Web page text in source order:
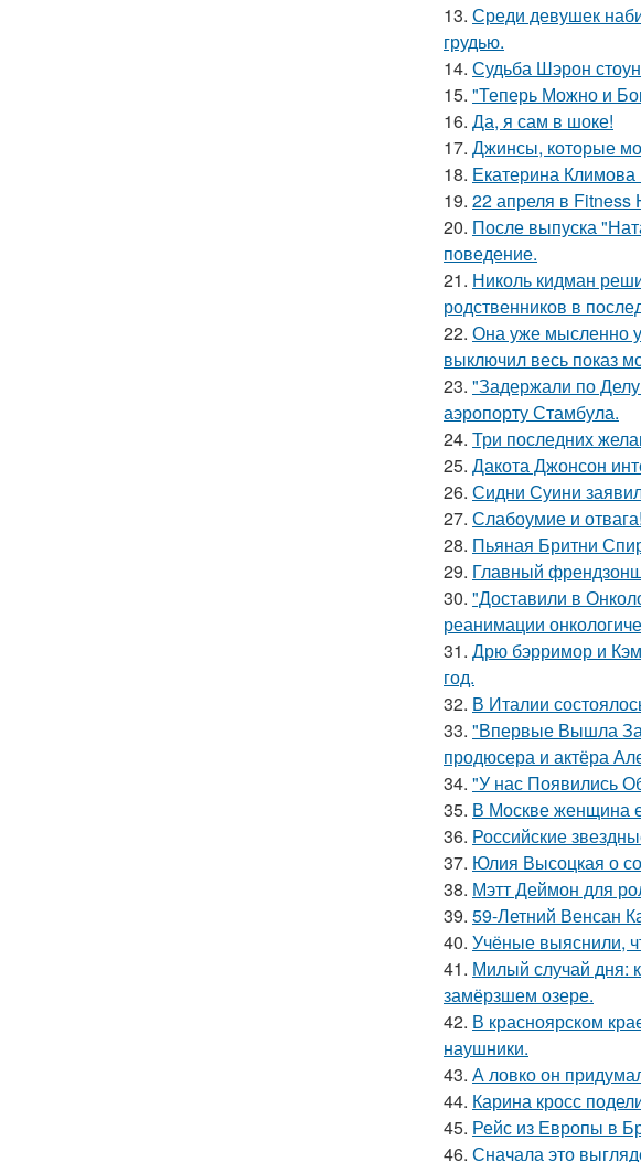
13. Среди девушек
грудью.
14. Судьба Шэрон
15. "Теперь Можно и
16. Да, я сам в шоке!
17. Джинсы, которые
18. Екатерина
19. 22 апреля в Fitness
20. После выпуска
поведение.
21. Николь кидман
родственников в
22. Она уже мысленно
выключил весь показ
23. "Задержали по
аэропорту Стамбула.
24. Три последних
25. Дакота Джонсон
26. Сидни Суини
27. Слабоумие и отвага!
28. Пьяная Бритни
29. Главный
30. "Доставили в
реанимации
31. Дрю бэрримор и
год.
32. В Италии
33. "Впервые Вышла
продюсера и актёра
34. "У нас Появились
35. В Москве женщина
36. Российские
37. Юлия Высоцкая о
38. Мэтт Деймон для
39. 59-Летний Венсан
40. Учёные выяснили,
41. Милый случай дня:
замёрзшем озере.
42. В красноярском
наушники.
43. А ловко он
44. Карина кросс
45. Рейс из Европы в
46. Сначала это